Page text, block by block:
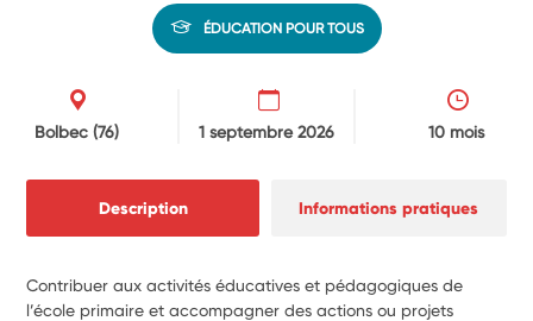
ÉDUCATION POUR TOUS
Bolbec(76) 1 septembre 2026 10 mois
Description Informations pratiques
Contribuer aux activités éducatives et pédagogiques de
l’école primaire et accompagner des actions ou projets